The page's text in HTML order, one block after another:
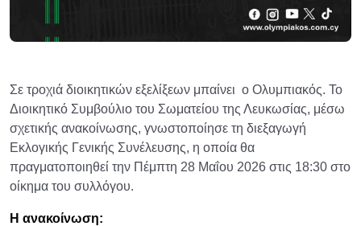
Σε τροχιά διοικητικών εξελίξεων μπαίνει ο Ολυμπιακός. Το
Διοικητικό Συμβούλιο του Σωματείου της Λευκωσίας, μέσω
σχετικής ανακοίνωσης, γνωστοποίησε τη διεξαγωγή
Εκλογικής Γενικής Συνέλευσης, η οποία θα
πραγματοποιηθεί την Πέμπτη 28 Μαΐου 2026 στις 18:30 στο
οίκημα του συλλόγου.
Η ανακοίνωση: